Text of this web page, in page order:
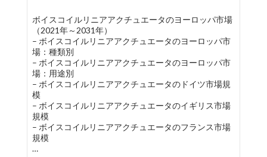
ボイスコイルリニアアクチュエータのヨーロッパ市場
（2021年～2031年）
– ボイスコイルリニアアクチュエータのヨーロッパ市
場：種類別
– ボイスコイルリニアアクチュエータのヨーロッパ市
場：用途別
– ボイスコイルリニアアクチュエータのドイツ市場規
模
– ボイスコイルリニアアクチュエータのイギリス市場
規模
– ボイスコイルリニアアクチュエータのフランス市場
規模
…